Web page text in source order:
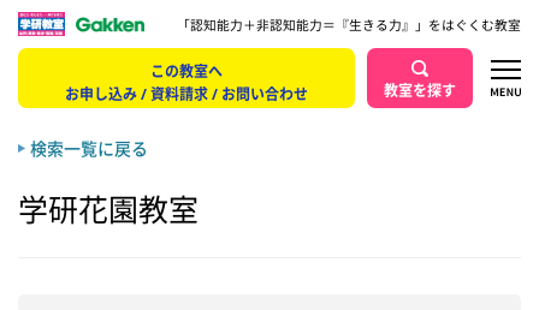
「認知能力＋非認知能力＝『生きる力』」をはぐくむ教室
この教室へ
お申し込み / 資料請求 / お問い合わせ
教室を探す
検索一覧に戻る
学研花園教室